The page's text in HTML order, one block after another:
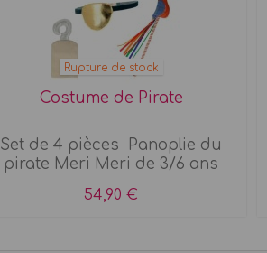
Rupture de stock
Costume de Pirate
Set de 4 pièces Panoplie du
pirate Meri Meri de 3/6 ans
54,90 €